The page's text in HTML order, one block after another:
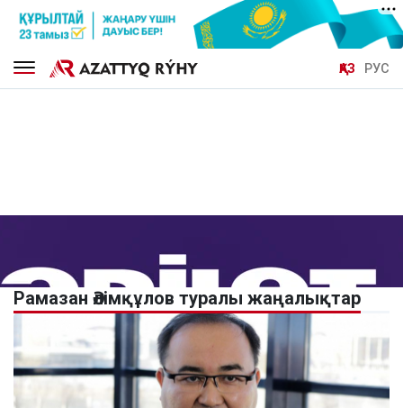
ҚАЗ РУС
Рамазан Әлімқұлов туралы жаңалықтар